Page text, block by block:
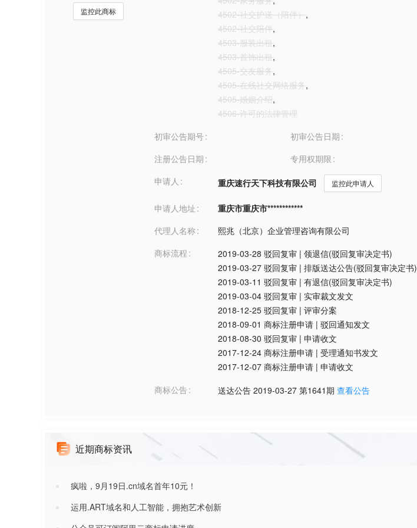
监控此商标
4502-社交护送（陪伴）,
4502-社交陪伴,
4503-服装出租,
4503-首饰出租,
4505-交友服务,
4505-在线社交网络服务,
4505-婚姻介绍,
4506-许可的法律管理
初审公告期号
初审公告日期
注册公告日期
专用权期限
申请人
重庆速行天下科技有限公司 监控此申请人
申请人地址
重庆市重庆市************
代理人名称
熙兆（北京）企业管理咨询有限公司
商标流程
2019-03-28 驳回复审 | 领退信(驳回复审决定书)
2019-03-27 驳回复审 | 排版送达公告(驳回复审决定书)
2019-03-11 驳回复审 | 有退信(驳回复审决定书)
2019-03-04 驳回复审 | 实审裁文发文
2018-12-25 驳回复审 | 评审分案
2018-09-01 商标注册申请 | 驳回通知发文
2018-08-30 驳回复审 | 申请收文
2017-12-24 商标注册申请 | 受理通知书发文
2017-12-07 商标注册申请 | 申请收文
商标公告
送达公告 2019-03-27 第1641期 查看公告
近期商标资讯
疯啦，9月19日.cn域名首年10元！
运用.ART域名和人工智能，拥抱艺术创新